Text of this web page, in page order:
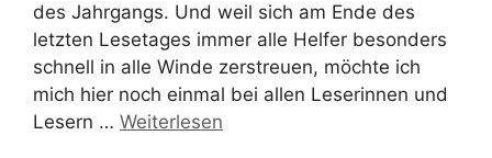
des Jahrgangs. Und weil sich am Ende des
letzten Lesetages immer alle Helfer besonders
schnell in alle Winde zerstreuen, möchte ich
mich hier noch einmal bei allen Leserinnen und
Lesern … Weiterlesen